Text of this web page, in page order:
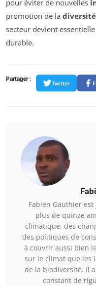
pour éviter de nouvelles
promotion de la diversité
secteur devient
durable.
Partager :
Twitter
Fabien Gauthier
plus de quinze
climatique, des
des politiques de
à couvrir aussi bien
sur le climat que les
de la biodiversité. Il
constant de